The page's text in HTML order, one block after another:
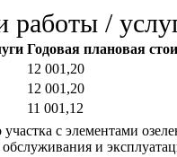
работы /
Годовая плановая
12 001,20
12 001,20
11 001,12
с элементами
и